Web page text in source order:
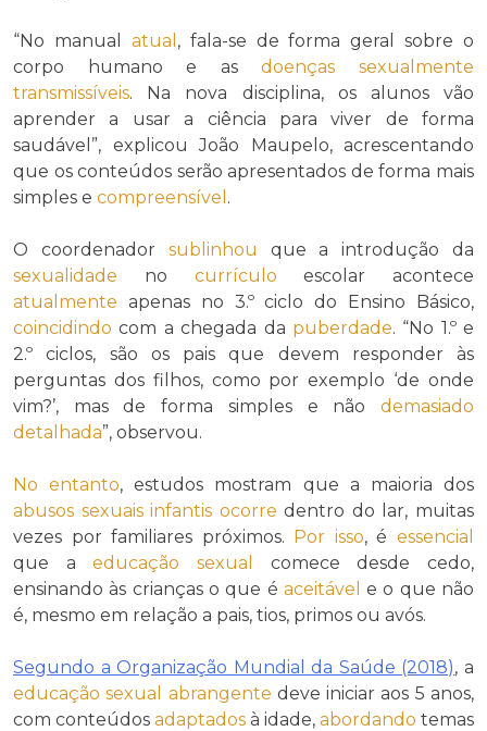
“No manual atual , fala-se de forma geral sobre o
corpo humano e asdoenças sexualmente
transmissíveis. Na nova disciplina, os alunos vão
aprender a usar a ciência para viver de forma
saudável”, explicou João Maupelo, acrescentando
que os conteúdos serão apresentados de forma mais
simples e compreensível .
O coordenador sublinhou que a introdução da
sexualidade no currículo escolar acontece
atualmente apenas no 3.º ciclo do Ensino Básico,
coincidindo com a chegada da puberdade. “No 1.º e
2.º ciclos, são os pais que devem responder às
perguntas dos filhos, como por exemplo ‘de onde
vim?’, mas de forma simples e não demasiado
detalhada”, observou.
No entanto, estudos mostram que a maioria dos
abusos sexuais infantis ocorre dentro do lar, muitas
vezes por familiares próximos. Por isso, éessencial
que aeducação sexual
comece desde cedo,
ensinando às crianças o que é aceitável e o que não
é, mesmo em relação a pais, tios, primos ou avós.
Segundo a Organização Mundial da Saúde (2018), a
educação sexual
abrangente deve iniciar aos 5 anos,
com conteúdos adaptados à idade, abordando temas